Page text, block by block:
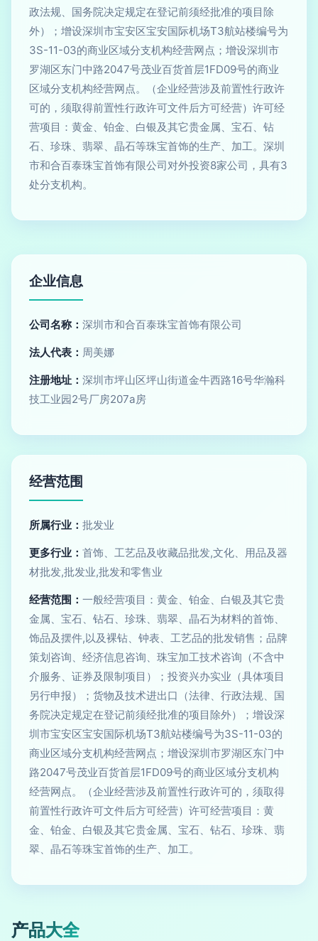
政法规、国务院决定规定在登记前须经批准的项目除
外）；增设深圳市宝安区宝安国际机场T3航站楼编号为
3S-11-03的商业区域分支机构经营网点；增设深圳市
罗湖区东门中路2047号茂业百货首层1FD09号的商业
区域分支机构经营网点。（企业经营涉及前置性行政许
可的，须取得前置性行政许可文件后方可经营）许可经
营项目：黄金、铂金、白银及其它贵金属、宝石、钻
石、珍珠、翡翠、晶石等珠宝首饰的生产、加工。深圳
市和合百泰珠宝首饰有限公司对外投资8家公司，具有3
处分支机构。
企业信息
公司名称： 深圳市和合百泰珠宝首饰有限公司
法人代表： 周美娜
注册地址： 深圳市坪山区坪山街道金牛西路16号华瀚科
技工业园2号厂房207a房
经营范围
所属行业： 批发业
更多行业： 首饰、工艺品及收藏品批发,文化、用品及器
材批发,批发业,批发和零售业
经营范围： 一般经营项目：黄金、铂金、白银及其它贵
金属、宝石、钻石、珍珠、翡翠、晶石为材料的首饰、
饰品及摆件,以及裸钻、钟表、工艺品的批发销售；品牌
策划咨询、经济信息咨询、珠宝加工技术咨询（不含中
介服务、证券及限制项目）；投资兴办实业（具体项目
另行申报）；货物及技术进出口（法律、行政法规、国
务院决定规定在登记前须经批准的项目除外）；增设深
圳市宝安区宝安国际机场T3航站楼编号为3S-11-03的
商业区域分支机构经营网点；增设深圳市罗湖区东门中
路2047号茂业百货首层1FD09号的商业区域分支机构
经营网点。（企业经营涉及前置性行政许可的，须取得
前置性行政许可文件后方可经营）许可经营项目：黄
金、铂金、白银及其它贵金属、宝石、钻石、珍珠、翡
翠、晶石等珠宝首饰的生产、加工。
产品大全